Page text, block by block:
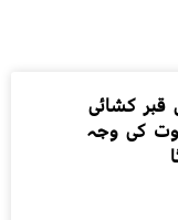
کشائی
موت کی وجہ